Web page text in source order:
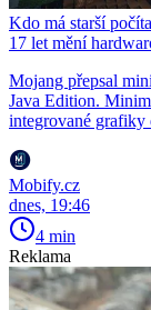
Kdo má starší
17 let mění
Mojang přepsal
Java Edition.
integrované grafiky
Mobify.cz
dnes, 19:46
4 min
Reklama